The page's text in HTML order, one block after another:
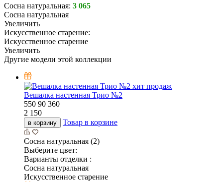
Сосна натуральная: 3 065
Сосна натуральная
Увеличить
Искусственное старение:
Искусственное старение
Увеличить
Другие модели этой коллекции
хит продаж
Вешалка настенная Трио №2
550 90 360
2 150
в корзину Товар в корзине
Сосна натуральная (2)
Выберите цвет:
Варианты отделки :
Сосна натуральная
Искусственное старение